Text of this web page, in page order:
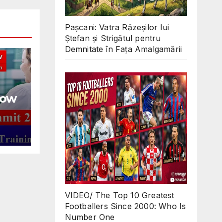
Pașcani: Vatra Răzeșilor lui
Ștefan și Strigătul pentru
Demnitate în Fața Amalgamării
VIDEO/ The Top 10 Greatest
Footballers Since 2000: Who Is
Number One